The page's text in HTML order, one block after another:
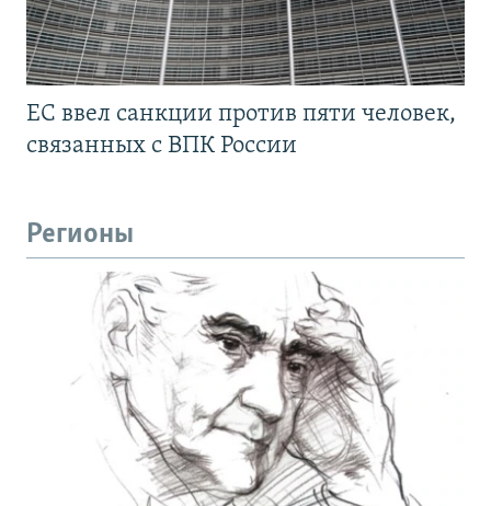
ЕС ввел санкции против пяти человек,
связанных с ВПК России
Регионы